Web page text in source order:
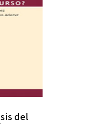
del